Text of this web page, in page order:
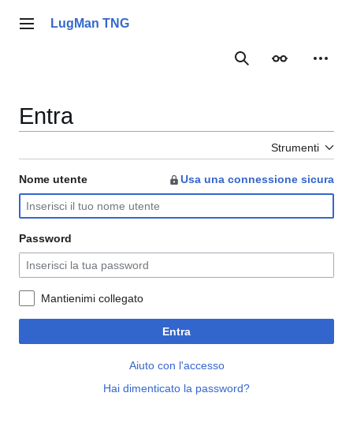
Menu principale
LugMan TNG
RicercaAspetto
Entra
Strumenti
Nome utente Usa una connessione sicura
Password
Mantienimi collegato
Entra
Aiuto con l'accesso
Hai dimenticato la password?